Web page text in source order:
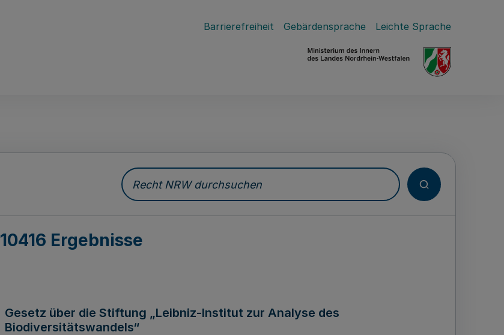
Barrierefreiheit Gebärdensprache Leichte Sprache
Recht NRW durchsuchen
10416 Ergebnisse
Gesetz über die Stiftung „Leibniz-Institut zur Analyse des
Biodiversitätswandels“